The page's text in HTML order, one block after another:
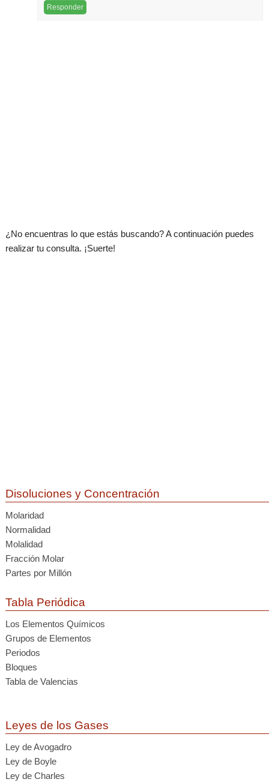
Responder
¿No encuentras lo que estás buscando? A continuación puedes
realizar tu consulta. ¡Suerte!
Disoluciones y Concentración
Molaridad
Normalidad
Molalidad
Fracción Molar
Partes por Millón
Tabla Periódica
Los Elementos Químicos
Grupos de Elementos
Periodos
Bloques
Tabla de Valencias
Leyes de los Gases
Ley de Avogadro
Ley de Boyle
Ley de Charles